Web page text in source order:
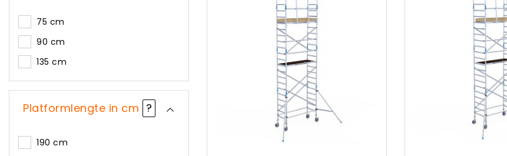
75 cm
90 cm
135 cm
Platformlengte in cm ?
190 cm